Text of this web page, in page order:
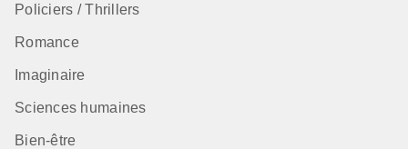
Policiers / Thrillers
Romance
Imaginaire
Sciences humaines
Bien-être